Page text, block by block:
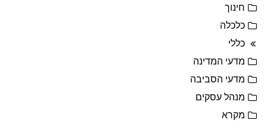
חינוך
כלכלה
כללי
מדעי המדינה
מדעי הסביבה
מנהל עסקים
מקרא